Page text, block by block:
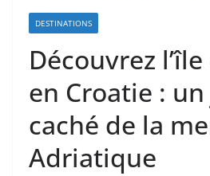
DESTINATIONS
Découvrez
en Croatie :
caché de la
Adriatique